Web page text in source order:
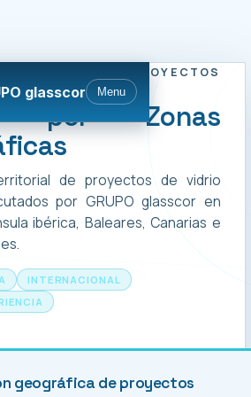
glasscor Menu
— PROYECTOS
por Zonas
de proyectos de vidrio
por GRUPO glasscor en
ibérica, Baleares, Canarias e
INTERNACIONAL
geográfica de proyectos